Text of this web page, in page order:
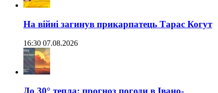
На війні загинув прикарпатець Тарас Когут
16:30 07.08.2026
До 30° тепла: прогноз погоди в Івано-